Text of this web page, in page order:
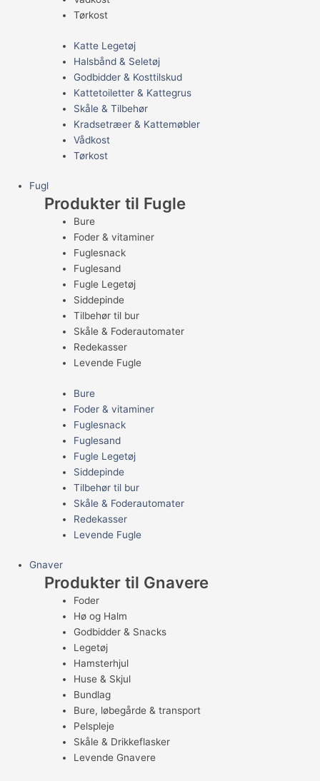
Tørkost
Katte Legetøj
Halsbånd & Seletøj
Godbidder & Kosttilskud
Kattetoiletter & Kattegrus
Skåle & Tilbehør
Kradsetræer & Kattemøbler
Vådkost
Tørkost
Fugl
Produkter til Fugle
Bure
Foder & vitaminer
Fuglesnack
Fuglesand
Fugle Legetøj
Siddepinde
Tilbehør til bur
Skåle & Foderautomater
Redekasser
Levende Fugle
Bure
Foder & vitaminer
Fuglesnack
Fuglesand
Fugle Legetøj
Siddepinde
Tilbehør til bur
Skåle & Foderautomater
Redekasser
Levende Fugle
Gnaver
Produkter til Gnavere
Foder
Hø og Halm
Godbidder & Snacks
Legetøj
Hamsterhjul
Huse & Skjul
Bundlag
Bure, løbegårde & transport
Pelspleje
Skåle & Drikkeflasker
Levende Gnavere